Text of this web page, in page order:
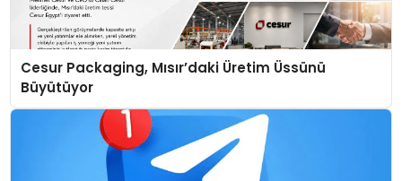
Cesur Packaging, Mısır’daki Üretim Üssünü
Büyütüyor